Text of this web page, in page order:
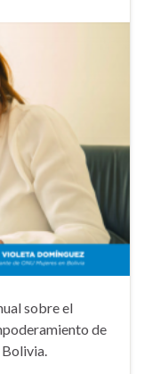
sobre el
de
Bolivia.